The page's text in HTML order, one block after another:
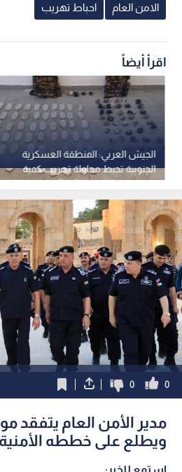
الامن العام احباط تهريب
اقرأ أيضاً
الجيش العربي: المنطقة العسكرية
الجنوبية تحبط محاولة تهريب كمية
كبيرة من المواد المخدرة بواسطة
بالونات
0
0
مدير الأمن العام
ويطلع على خططه الأمنية
استمع للخبر: